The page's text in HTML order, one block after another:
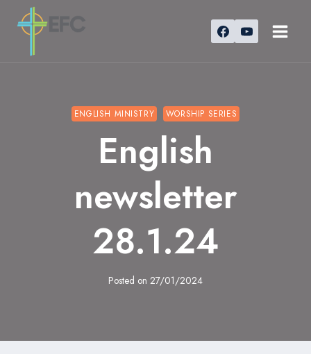
ENGLISH MINISTRY WORSHIP SERIES
English
newsletter
28.1.24
Posted on 27/01/2024